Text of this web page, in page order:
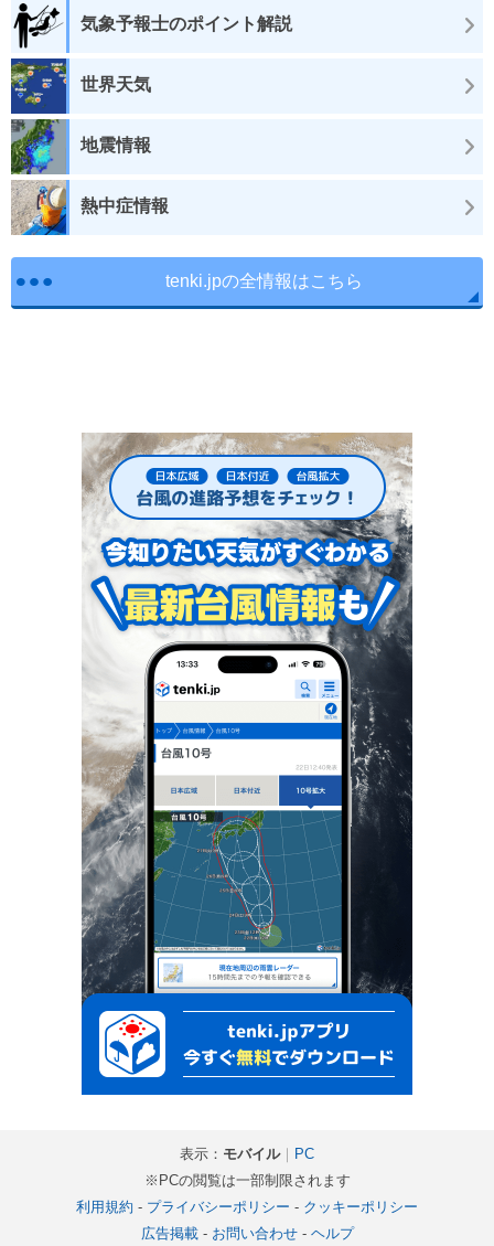
気象予報士のポイント解説
世界天気
地震情報
熱中症情報
tenki.jpの全情報はこちら
表示： モバイル｜ PC
※PCの閲覧は一部制限されます
利用規約 - プライバシーポリシー - クッキーポリシー
広告掲載- お問い合わせ- ヘルプ